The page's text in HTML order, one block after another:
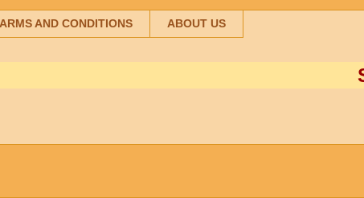
AND CONDITIONS ABOUT US